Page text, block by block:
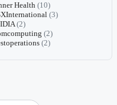
Health(10)
(3)
(2)
(2)
(2)